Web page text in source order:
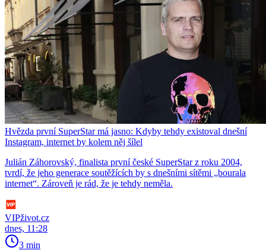
Hvězda první SuperStar má jasno: Kdyby tehdy existoval dnešní
Instagram, internet by kolem něj šílel
Julián Záhorovský, finalista první české SuperStar z roku 2004,
tvrdí, že jeho generace soutěžících by s dnešními sítěmi „bourala
internet“. Zároveň je rád, že je tehdy neměla.
VIPživot.cz
dnes, 11:28
3 min